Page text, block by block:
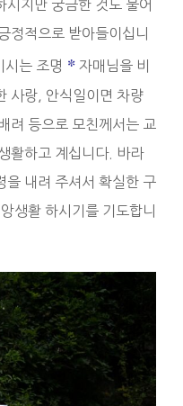
시지만 궁금한 것도 물어
정적으로 받아들이십니
시는 조명 * 자매님을 비
사랑, 안식일이면 차량
려 등으로 모친께서는 교
활하고 계십니다. 바라
을 내려 주셔서 확실한 구
생활 하시기를 기도합니